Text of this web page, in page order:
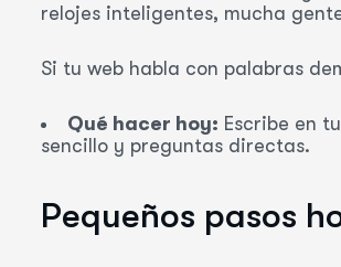
relojes inteligentes, mucha
Si tu web habla con palabras
Qué hacer hoy: Escribe en
sencillo y preguntas directas.
Pequeños pasos